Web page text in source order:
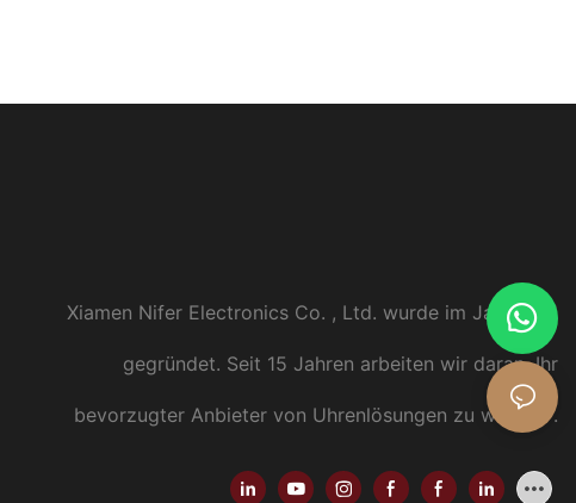
Xiamen Nifer Electronics Co. , Ltd. wurde im Jahr 2011
gegründet. Seit 15 Jahren arbeiten wir daran, Ihr
bevorzugter Anbieter von Uhrenlösungen zu werden.